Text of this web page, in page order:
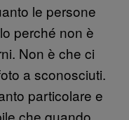
le persone
perché non è
Non è che ci
a sconosciuti.
particolare e
che quando